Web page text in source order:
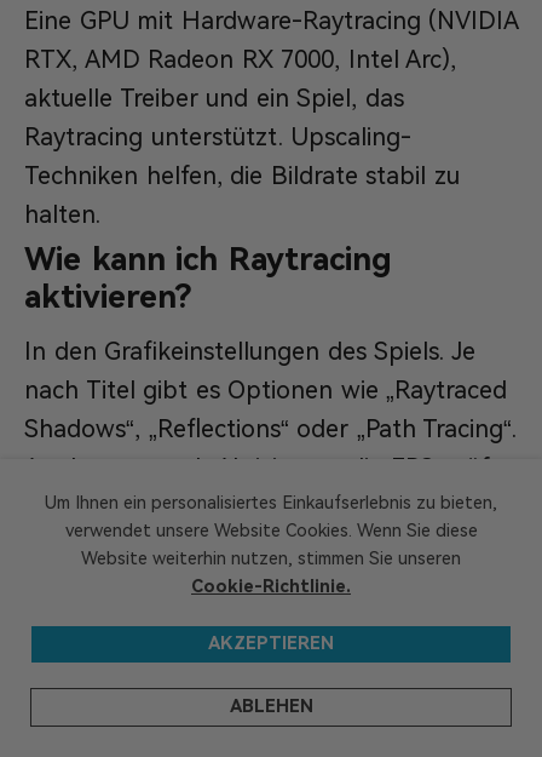
Eine GPU mit Hardware-Raytracing (NVIDIA
RTX, AMD Radeon RX 7000, Intel Arc),
aktuelle Treiber und ein Spiel, das
Raytracing unterstützt. Upscaling-
Techniken helfen, die Bildrate stabil zu
halten.
Wie kann ich Raytracing
aktivieren?
In den Grafikeinstellungen des Spiels. Je
nach Titel gibt es Optionen wie „Raytraced
Shadows“, „Reflections“ oder „Path Tracing“.
Am besten nach Aktivierung die FPS prüfen
und Upscaling zuschalten.
Ist Raytracing
energieeffizienter oder
stabiler?
Rasterization, arbeitet aber deutlich
Um Ihnen ein personalisiertes Einkaufserlebnis zu bieten,
verwendet unsere Website Cookies. Wenn Sie diese
Website weiterhin nutzen, stimmen Sie unseren
Cookie-Richtlinie.
AKZEPTIEREN
ABLEHEN